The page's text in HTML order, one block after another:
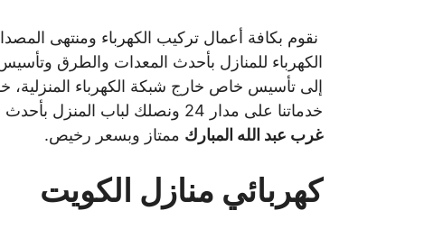
نقوم بكافة أعمال تركيب الكهرباء ومنتهى
الكهرباء للمنازل بأحدث المعدات والطرق وتأسيس
إلى تأسيس خاص خارج شبكة الكهرباء المنزلية،
خدماتنا على مدار 24 ونصلك لباب المنزل بأحدث المعدات والتقنيات التكنلوجية وأمهر
غرب عبد الله المبارك ممتاز وبسعر رخيص.
كهربائي منازل الكويت